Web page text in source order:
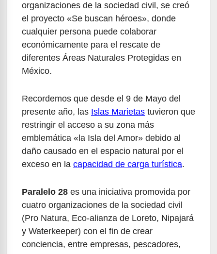
organizaciones de la sociedad civil, se creó
el proyecto «Se buscan héroes», donde
cualquier persona puede colaborar
económicamente para el rescate de
diferentes Áreas Naturales Protegidas en
México.
Recordemos que desde el 9 de Mayo del
presente año, las Islas Marietas tuvieron que
restringir el acceso a su zona más
emblemática «la Isla del Amor» debido al
daño causado en el espacio natural por el
exceso en la capacidad de carga turística.
Paralelo 28 es una iniciativa promovida por
cuatro organizaciones de la sociedad civil
(Pro Natura, Eco-alianza de Loreto, Nipajará
y Waterkeeper) con el fin de crear
conciencia, entre empresas, pescadores,